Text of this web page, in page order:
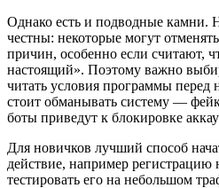
Однако есть и подводные камни.
честны: некоторые могут
причин, особенно если считают,
настоящий». Поэтому важно
читать условия программы перед
стоит обманывать систему —
боты приведут к блокировке
Для новичков лучший способ
действие, например регистрацию
тестировать его на небольшом